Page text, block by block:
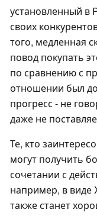
установленный в
своих
того, медленная
повод покупать
по сравнению с
отношении был
прогресс - не
даже не
Те, кто
могут получить
сочетании с
например, в виде
также станет